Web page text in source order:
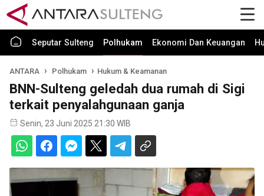
Seputar Sulteng Polhukam Ekonomi Dan Keuangan
ANTARA Polhukam Hukum & Keamanan
BNN-Sulteng geledah dua rumah di Sigi
terkait penyalahgunaan ganja
Senin, 23 Juni 2025 21:30 WIB